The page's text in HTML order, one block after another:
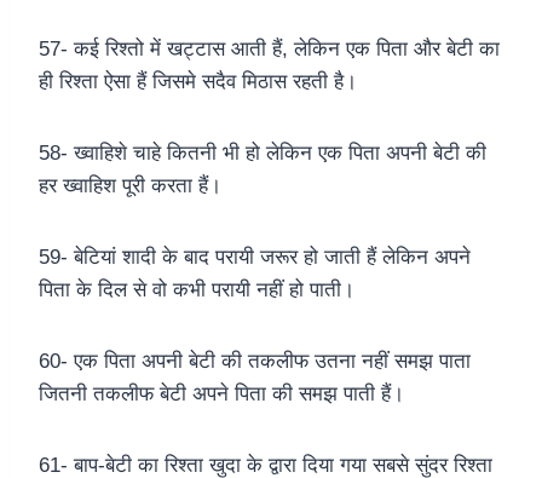
57- कई रिश्तो में खट्टास आती हैं, लेकिन एक पिता और बेटी का
ही रिश्ता ऐसा हैं जिसमे सदैव मिठास रहती है।
58- ख्वाहिशे चाहे कितनी भी हो लेकिन एक पिता अपनी बेटी की
हर ख्वाहिश पूरी करता हैं।
59- बेटियां शादी के बाद परायी जरूर हो जाती हैं लेकिन अपने
पिता के दिल से वो कभी परायी नहीं हो पाती।
60- एक पिता अपनी बेटी की तकलीफ उतना नहीं समझ पाता
जितनी तकलीफ बेटी अपने पिता की समझ पाती हैं।
61- बाप-बेटी का रिश्ता खुदा के द्वारा दिया गया सबसे सुंदर रिश्ता